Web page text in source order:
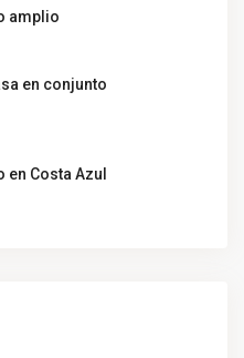
amplio
en conjunto
en Costa Azul